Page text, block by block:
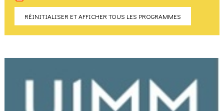
RÉINITIALISER ET AFFICHER TOUS LES PROGRAMMES